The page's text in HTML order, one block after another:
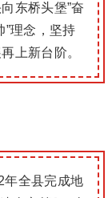
东桥头堡”奋
”理念，坚持
上新台阶。
年全县完成地